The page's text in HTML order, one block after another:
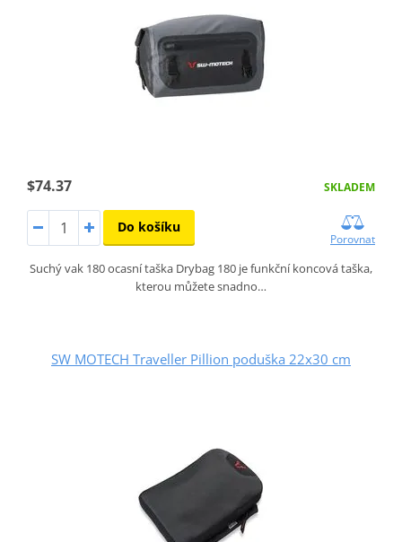
$74.37 SKLADEM
Do košíku
Porovnat
Suchý vak 180 ocasní taška Drybag 180 je funkční koncová taška,
kterou můžete snadno…
SW MOTECH Traveller Pillion poduška 22x30 cm